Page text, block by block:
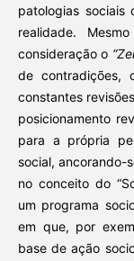
patologias sociais
realidade.
consideração o
de contradições,
constantes
posicionamento
para a própria
social, ancorando-
no conceito do
um programa
em que, por
base de ação